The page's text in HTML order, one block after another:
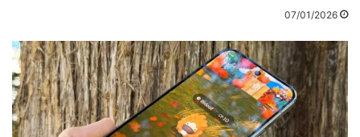
07/01/2026